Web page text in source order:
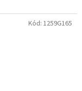
Kód: 1259G165